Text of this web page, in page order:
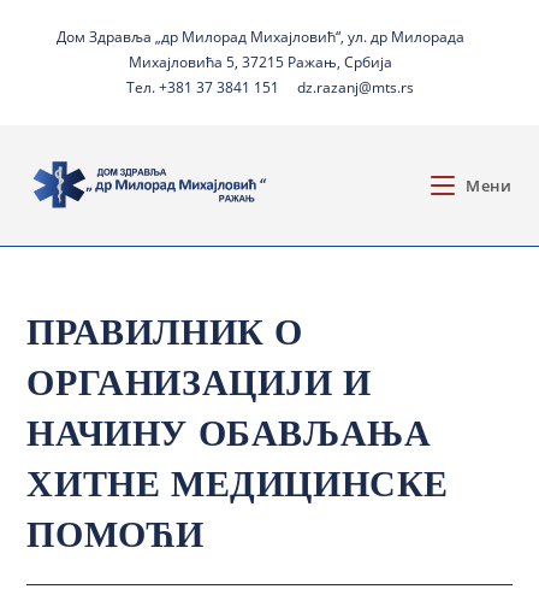
Дом Здравља „др Милорад Михајловић“, ул. др Милорада
Михајловића 5, 37215 Ражањ, Србија
Тел. +381 37 3841 151
dz.razanj@mts.rs
Мени
ПРАВИЛНИК О
ОРГАНИЗАЦИЈИ И
НАЧИНУ ОБАВЉАЊА
ХИТНЕ МЕДИЦИНСКЕ
ПОМОЋИ